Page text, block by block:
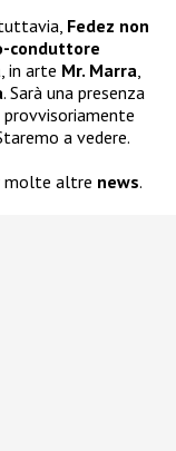
Fedez non
conduttore
, in arte Mr. Marra,
. Sarà una presenza
provvisoriamente
a vedere.
molte altre news.